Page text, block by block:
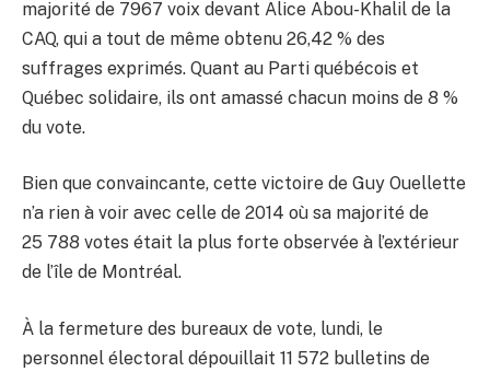
majorité de 7967 voix devant Alice Abou-Khalil de la
CAQ, qui a tout de même obtenu 26,42 % des
suffrages exprimés. Quant au Parti québécois et
Québec solidaire, ils ont amassé chacun moins de 8 %
du vote.
Bien que convaincante, cette victoire de Guy Ouellette
n’a rien à voir avec celle de 2014 où sa majorité de
25 788 votes était la plus forte observée à l’extérieur
de l’île de Montréal.
À la fermeture des bureaux de vote, lundi, le
personnel électoral dépouillait 11 572 bulletins de